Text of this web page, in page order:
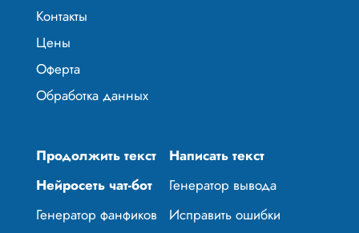
Контакты
Цены
Оферта
Обработка данных
Продолжить текст
Написать текст
Нейросеть чат-бот
Генератор вывода
Генератор фанфиков
Исправить ошибки